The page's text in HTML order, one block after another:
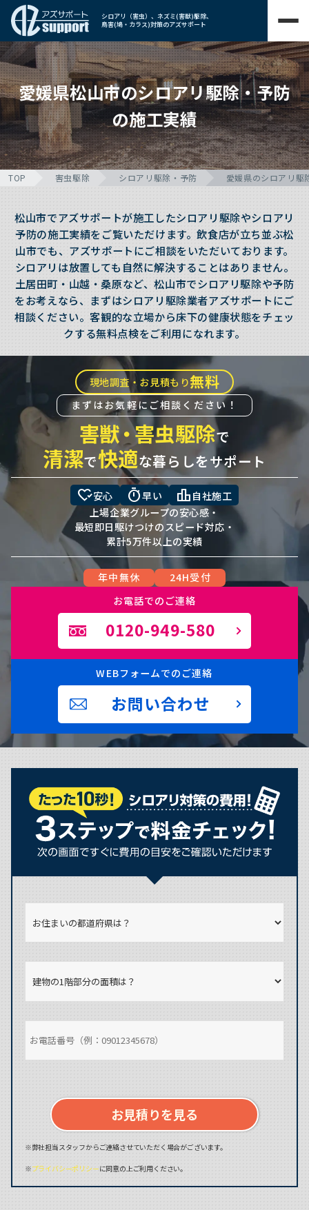
シロアリ（害虫）、ネズミ(害獣)駆除、
鳥害(鳩・カラス)対策のアズサポート
愛媛県松山市のシロアリ駆除・予防
の施工実績
TOP 害虫駆除 シロアリ駆除・予防 愛媛県のシロアリ駆
松山市でアズサポートが施工したシロアリ駆除やシロアリ
予防の施工実績をご覧いただけます。飲食店が立ち並ぶ松
山市でも、アズサポートにご相談をいただいております。
シロアリは放置しても自然に解決することはありません。
土居田町・山越・桑原など、松山市でシロアリ駆除や予防
をお考えなら、まずはシロアリ駆除業者アズサポートにご
相談ください。客観的な立場から床下の健康状態をチェッ
クする無料点検をご利用になれます。
現地調査・お見積もり無料
まずはお気軽にご相談ください！
害獣・害虫駆除で
清潔で快適な暮らしをサポート
heart_check安心 timer早い leaderboard 自社施工
上場企業グループの安心感・
最短即日駆けつけのスピード対応・
累計5万件以上の実績
年中無休
24H受付
お電話でのご連絡
0120-949-580
WEBフォームでのご連絡
お問い合わせ
お見積りを見る
※弊社担当スタッフからご連絡させていただく場合がございます。
※プライバシーポリシーに同意の上ご利用ください。